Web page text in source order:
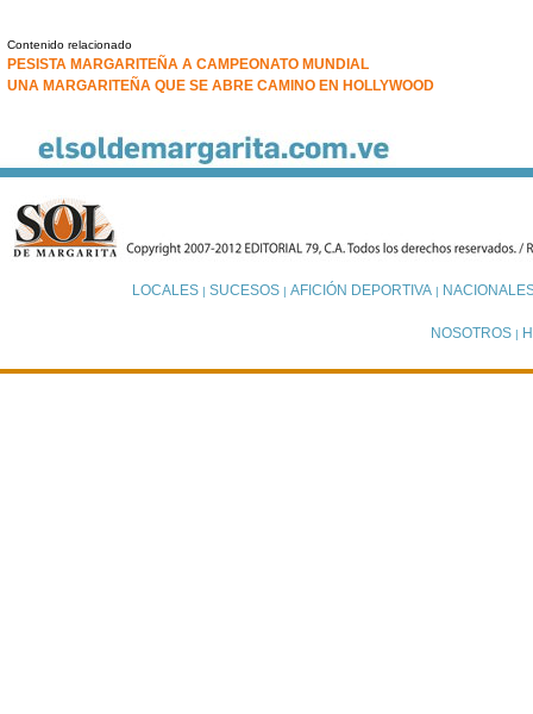
Contenido relacionado
PESISTA MARGARITEÑA A CAMPEONATO MUNDIAL
UNA MARGARITEÑA QUE SE ABRE CAMINO EN HOLLYWOOD
LOCALES| SUCESOS| AFICIÓN DEPORTIVA|
NOSOTROS |